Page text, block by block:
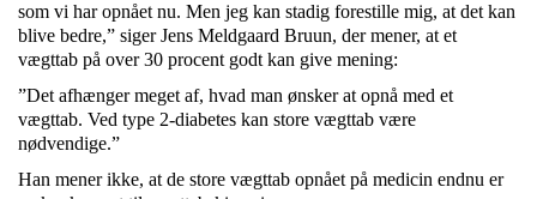
som vi har opnået nu. Men jeg kan stadig forestille mig, at det kan
blive bedre,” siger Jens Meldgaard Bruun, der mener, at et
vægttab på over 30 procent godt kan give mening:
”Det afhænger meget af, hvad man ønsker at opnå med et
vægttab. Ved type 2-diabetes kan store vægttab være
nødvendige.”
Han mener ikke, at de store vægttab opnået på medicin endnu er